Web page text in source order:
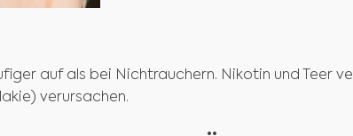
auf als bei Nichtrauchern. Nikotin und Teer
verursachen.